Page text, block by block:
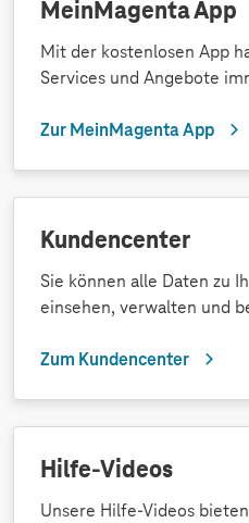
MeinMagenta App
Mit der kostenlosen App
Services und Angebote
Zur MeinMagenta App
Kundencenter
Sie können alle Daten zu
einsehen, verwalten und
Zum Kundencenter
Hilfe-Videos
Unsere Hilfe-Videos